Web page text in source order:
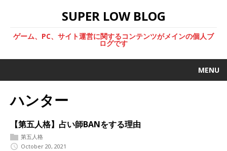
SUPER LOW BLOG
ゲーム、PC、サイト運営に関するコンテンツがメインの個人ブ
ログです
MENU
ハンター
【第五人格】占い師BANをする理由
第五人格
October 20, 2021